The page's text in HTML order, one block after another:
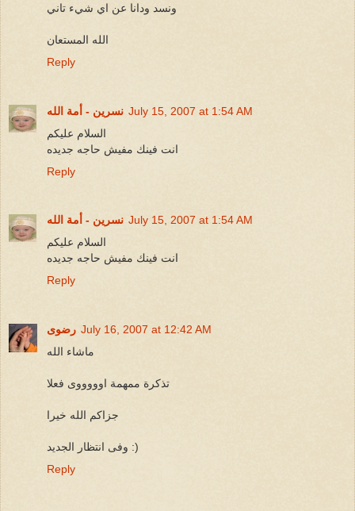
ونسد ودانا عن اي شيء تاني
الله المستعان
Reply
نسرين - أمة الله July 15, 2007 at 1:54 AM
السلام عليكم
انت فينك مفيش حاجه جديده
Reply
نسرين - أمة الله July 15, 2007 at 1:54 AM
السلام عليكم
انت فينك مفيش حاجه جديده
Reply
رضوى July 16, 2007 at 12:42 AM
ماشاء الله
تذكرة ممهمة اوووووى فعلا
جزاكم الله خيرا
وفى انتظار الجديد :)
Reply